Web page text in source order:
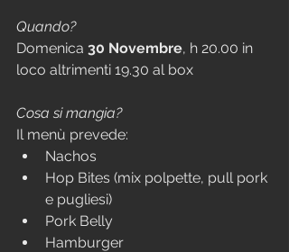
Quando?
Domenica 30 Novembre, h 20.00 in
loco altrimenti 19.30 al box
Cosa si mangia?
Il menù prevede:
Nachos
Hop Bites (mix polpette, pull pork
e pugliesi)
Pork Belly
Hamburger